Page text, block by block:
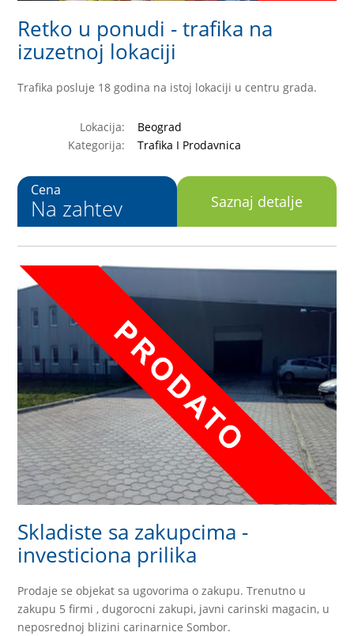
Retko u ponudi - trafika na
izuzetnoj lokaciji
Trafika posluje 18 godina na istoj lokaciji u centru grada.
Lokacija:
Beograd
Kategorija:
Trafika I Prodavnica
Cena
Na zahtev Saznaj detalje
Skladiste sa zakupcima -
investiciona prilika
Prodaje se objekat sa ugovorima o zakupu. Trenutno u
zakupu 5 firmi , dugorocni zakupi, javni carinski magacin, u
neposrednoj blizini carinarnice Sombor.